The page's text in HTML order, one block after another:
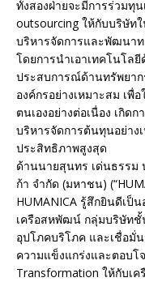
ทั้งสองฝ่ายจะมีการร่วมทุ
outsourcing ให้กับบริษัท
บริหารจัดการและพัฒนา
โดยการนำเอาเทคโนโล
ประสบการณ์ด้านทรัพยา
องค์กรอย่างเหมาะสม เ
ตนเองอย่างต่อเนื่อง เกิด
บริหารจัดการต้นทุนอย่าง
ประสิทธิภาพสูงสุด
ด้านนายสุนทร เด่นธรรม
ก้า จำกัด (มหาชน)
HUMANICA รู้สึกยินดีเป็
เครือสหพัฒน์ กลุ่มบริษัทชั้
อุปโภคบริโภค และเชื่อมั่
ความแข็งแกร่งและตอบโ
Transformation ให้กับเ